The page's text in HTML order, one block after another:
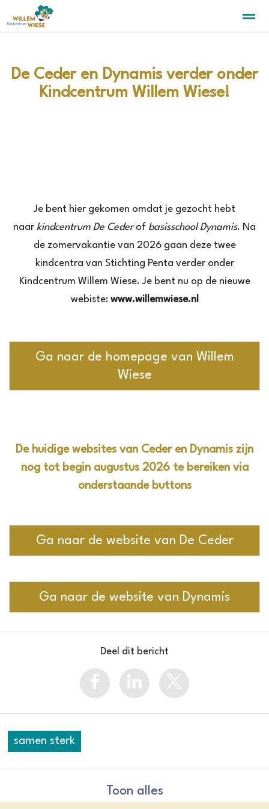
Zoeken Nieuws Agenda
De Ceder en Dynamis verder onder
Kindcentrum Willem Wiese!
Je bent hier gekomen omdat je gezocht hebt
naar kindcentrum De Cederof basisschool Dynamis. Na
de zomervakantie van 2026 gaan deze twee
kindcentra van Stichting Penta verder onder
Kindcentrum Willem Wiese. Je bent nu op de nieuwe
webiste: www.willemwiese.nl
Ga naar de homepage van Willem
Wiese
De huidige websites van Ceder en Dynamis zijn
nog tot begin augustus 2026 te bereiken via
onderstaande buttons
Ga naar de website van De Ceder
Ga naar de website van Dynamis
Deel dit bericht
samen sterk
Toon alles